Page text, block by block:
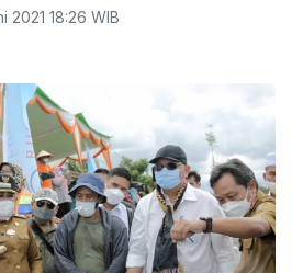
2021 18:26 WIB